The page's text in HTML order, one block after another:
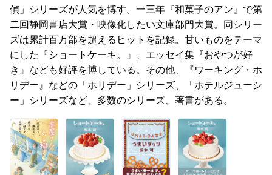
偵」シリーズが人気を博す。一三年『和菓子のアン』で第
二回静岡書店大賞・映像化したい文庫部門大賞。同シリー
ズは累計百万部を超えるヒットを記録。甘いものをテーマ
にした『ショートケーキ。』、エッセイ集『おやつが好
き』なども好評を博している。その他、『ワーキング・ホ
リデー』などの「ホリデー」シリーズ、「ホテルジューシ
ー」シリーズなど、多数のシリーズ、著書がある。